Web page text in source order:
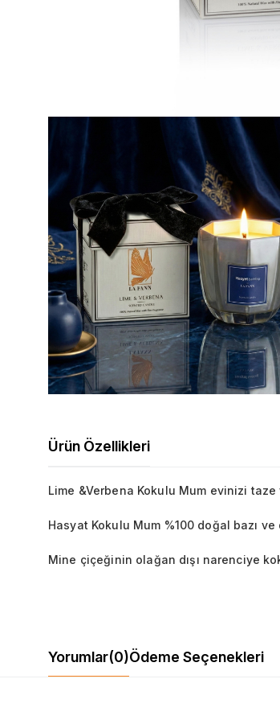
Ürün Özellikleri
Lime &Verbena Kokulu Mum evinizi
Hasyat Kokulu Mum %100 doğal bazı
Mine çiçeğinin olağan dışı narenciye
Yorumlar(0)Ödeme Seçenekleri